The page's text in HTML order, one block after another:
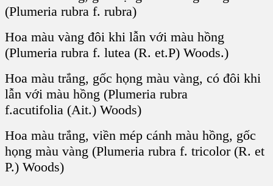
(Plumeria rubra f. rubra)
Hoa màu vàng đôi khi lẫn với màu hồng
(Plumeria rubra f. lutea (R. et.P) Woods.)
Hoa màu trắng, gốc họng màu vàng, có đôi khi
lẫn với màu hồng (Plumeria rubra
f.acutifolia (Ait.) Woods)
Hoa màu trắng, viền mép cánh màu hồng, gốc
họng màu vàng (Plumeria rubra f. tricolor (R. et
P.) Woods)